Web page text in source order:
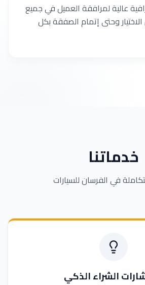
عالية لمرافقة العميل في جميع
وحتى إتمام الصفقة بكل
خدماتنا
في الفرسان للسيارات
الشراء الذكي